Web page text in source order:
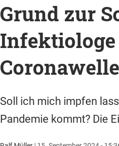
Grund zur
Infektiologe
Coronawelle
Soll ich mich impfen
Pandemie kommt? Die